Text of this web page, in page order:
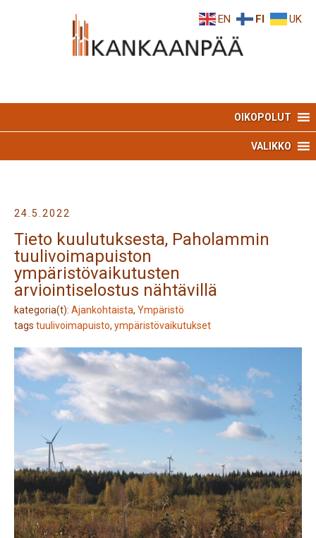
OIKOPOLUT
VALIKKO
24.5.2022
Tieto kuulutuksesta, Paholammin
tuulivoimapuiston
ympäristövaikutusten
arviointiselostus nähtävillä
kategoria(t): Ajankohtaista, Ympäristö
tags tuulivoimapuisto, ympäristövaikutukset
EN FI UK